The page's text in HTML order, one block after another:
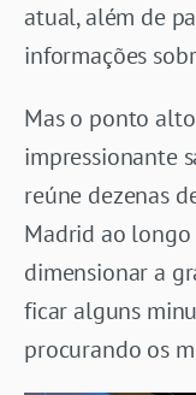
atual, além de
informações
Mas o ponto
impressionante
reúne dezenas
Madrid ao
dimensionar a
ficar alguns
procurando os